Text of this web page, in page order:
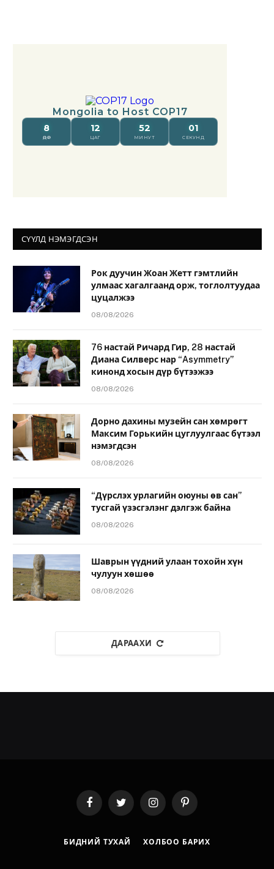
СҮҮЛД НЭМЭГДСЭН
Рок дуучин Жоан Жетт гэмтлийн
улмаас хагалгаанд орж, тоглолтуудаа
цуцалжээ
08/08/2026
76 настай Ричард Гир, 28 настай
Диана Силверс нар “Asymmetry”
кинонд хосын дүр бүтээжээ
08/08/2026
Дорно дахины музейн сан хөмрөгт
Максим Горькийн цуглуулгаас бүтээл
нэмэгдсэн
08/08/2026
“Дүрслэх урлагийн оюуны өв сан”
тусгай үзэсгэлэнг дэлгэж байна
08/08/2026
Шаврын үүдний улаан тохойн хүн
чулуун хөшөө
08/08/2026
ДАРААХИ
FacebookTwitter InstagramPinterest
БИДНИЙ ТУХАЙ ХОЛБОО БАРИХ